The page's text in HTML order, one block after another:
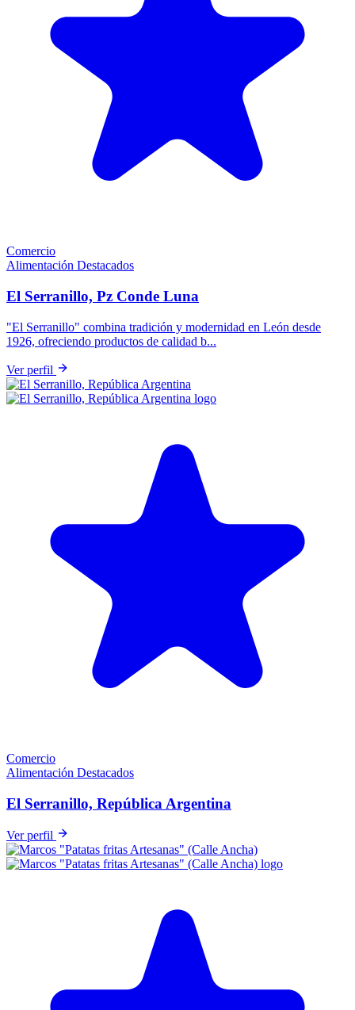
Comercio
Alimentación Destacados
El Serranillo, Pz Conde Luna
"El Serranillo" combina tradición y modernidad en León desde
1926, ofreciendo productos de calidad b...
Ver perfil
Comercio
Alimentación Destacados
El Serranillo, República Argentina
Ver perfil